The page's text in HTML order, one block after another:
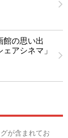
館の思い出
アシネマ」
が含まれてお